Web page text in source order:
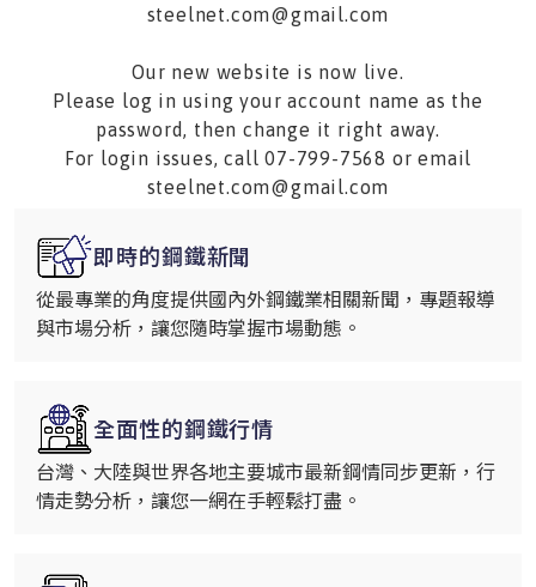
steelnet.com@gmail.com
Our new website is now live.
Please log in using your account name as the
password, then change it right away.
For login issues, call 07-799-7568 or email
steelnet.com@gmail.com
即時的鋼鐵新聞
從最專業的角度提供國內外鋼鐵業相關新聞，專題報導
與市場分析，讓您隨時掌握市場動態。
全面性的鋼鐵行情
台灣、大陸與世界各地主要城市最新鋼情同步更新，行
情走勢分析，讓您一網在手輕鬆打盡。